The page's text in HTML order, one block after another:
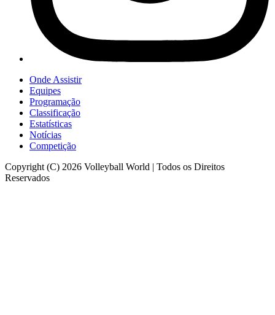
Onde Assistir
Equipes
Programação
Classificação
Estatísticas
Notícias
Competição
Copyright (C) 2026 Volleyball World | Todos os Direitos
Reservados